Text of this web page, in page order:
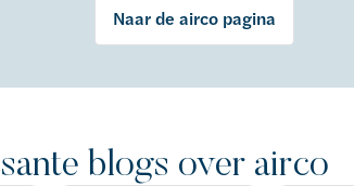
Naar de airco pagina
blogs over airco